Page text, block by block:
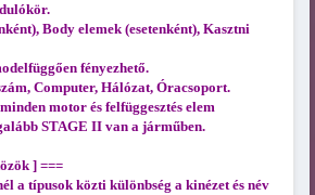
Body elemek (esetenként), Kasztni
fényezhető.
Computer, Hálózat, Óracsoport.
motor és felfüggesztés elem
STAGE II van a járműben.
] ===
a típusok közti különbség a kinézet és név